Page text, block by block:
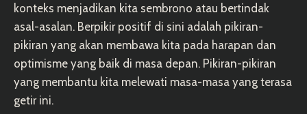
konteks menjadikan kita sembrono atau bertindak
asal-asalan. Berpikir positif di sini adalah pikiran-
pikiran yang akan membawa kita pada harapan dan
optimisme yang baik di masa depan. Pikiran-pikiran
yang membantu kita melewati masa-masa yang terasa
getir ini.